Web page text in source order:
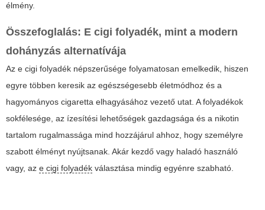
élmény.
Összefoglalás: E cigi folyadék, mint a modern
dohányzás alternatívája
Az e cigi folyadék népszerűsége folyamatosan emelkedik, hiszen
egyre többen keresik az egészségesebb életmódhoz és a
hagyományos cigaretta elhagyásához vezető utat. A folyadékok
sokfélesége, az ízesítési lehetőségek gazdagsága és a nikotin
tartalom rugalmassága mind hozzájárul ahhoz, hogy személyre
szabott élményt nyújtsanak. Akár kezdő vagy haladó használó
vagy, az e cigi folyadék választása mindig egyénre szabható.